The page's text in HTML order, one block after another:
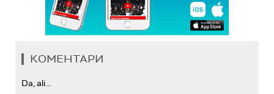
КОМЕНТАРИ
Da, ali...